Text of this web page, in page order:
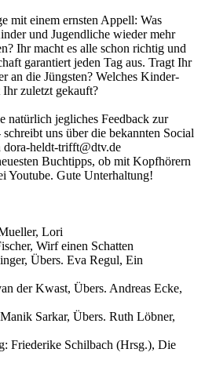
mit einem ernsten Appell: Was
und Jugendliche wieder mehr
Ihr macht es alle schon richtig und
garantiert jeden Tag aus. Tragt Ihr
an die Jüngsten? Welches Kinder-
Ihr zuletzt gekauft?
natürlich jegliches Feedback zur
uns über die bekannten Social
dora-heldt-trifft@dtv.de
Buchtipps, ob mit Kopfhörern
Youtube. Gute Unterhaltung!
Lori
Wirf einen Schatten
Übers. Eva Regul, Ein
der Kwast, Übers. Andreas Ecke,
Sarkar, Übers. Ruth Löbner,
Friederike Schilbach (Hrsg.), Die